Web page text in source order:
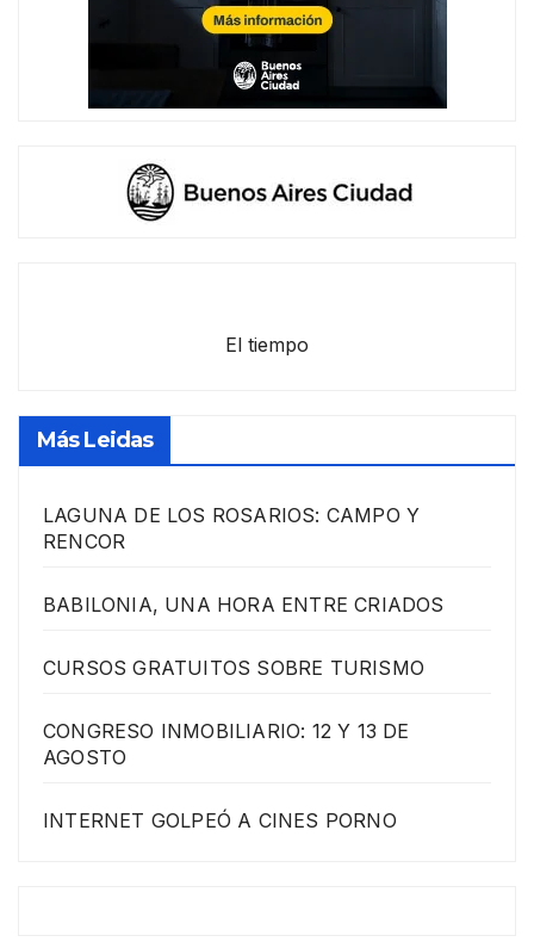
El tiempo
Más Leidas
LAGUNA DE LOS ROSARIOS: CAMPO Y
RENCOR
BABILONIA, UNA HORA ENTRE CRIADOS
CURSOS GRATUITOS SOBRE TURISMO
CONGRESO INMOBILIARIO: 12 Y 13 DE
AGOSTO
INTERNET GOLPEÓ A CINES PORNO